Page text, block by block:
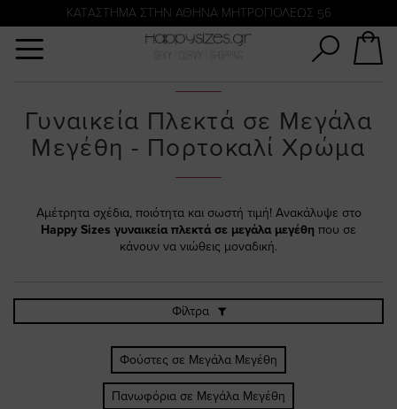
KATΑΣΤΗΜΑ ΣΤΗΝ ΑΘΗΝΑ ΜΗΤΡΟΠΟΛΕΩΣ 56
Γυναικεία Πλεκτά σε Μεγάλα
Μεγέθη - Πορτοκαλί Χρώμα
Αμέτρητα σχέδια, ποιότητα και σωστή τιμή! Ανακάλυψε στο
Happy Sizes γυναικεία πλεκτά σε μεγάλα μεγέθη που σε
κάνουν να νιώθεις μοναδική.
Φίλτρα
Φούστες σε Μεγάλα Μεγέθη
Πανωφόρια σε Μεγάλα Μεγέθη
Αναζήτηση